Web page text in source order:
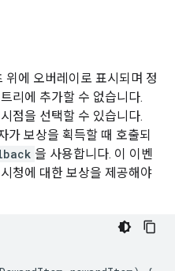
위에 오버레이로 표시되며 정
리에 추가할 수 없습니다.
점을 선택할 수 있습니다.
가 보상을 획득할 때 호출되
을 사용합니다. 이 이벤
청에 대한 보상을 제공해야